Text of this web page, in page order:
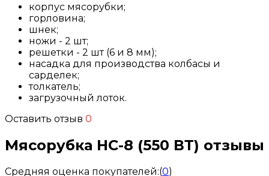
корпус мясорубки;
горловина;
шнек;
ножи - 2 шт;
решетки - 2 шт (6 и 8 мм);
насадка для производства колбасы и
сарделек;
толкатель;
загрузочный лоток.
Оставить отзыв 0
Мясорубка HC-8 (550 ВТ) отзывы
Средняя оценка покупателей:(0)